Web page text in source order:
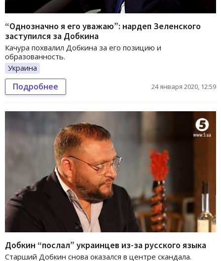
“Однозначно я его уважаю”: нардеп Зеленского
заступился за Добкина
Качура похвалил Добкина за его позицию и
образованность.
Украина
Подробнее 24 января 2020, 12:59
Добкин “послал” украинцев из-за русского языка
Старший Добкин снова оказался в центре скандала.